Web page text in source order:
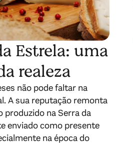
Estrela: uma
realeza
não pode faltar na
A sua reputação remonta
produzido na Serra da
enviado como presente
na época do